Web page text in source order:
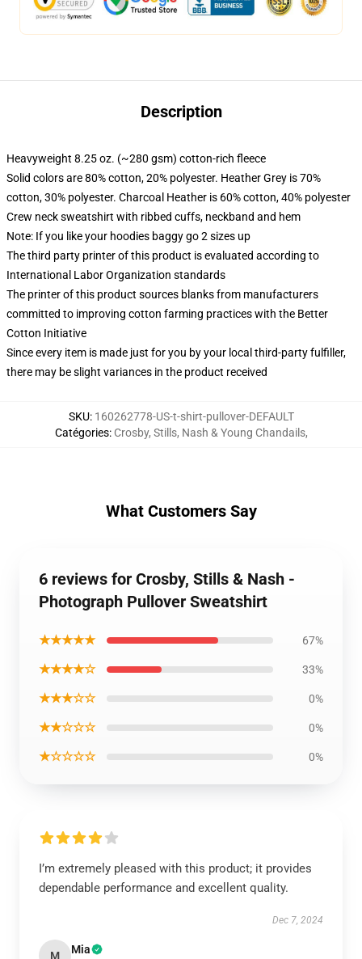
Description
Heavyweight 8.25 oz. (~280 gsm) cotton-rich fleece
Solid colors are 80% cotton, 20% polyester. Heather Grey is 70%
cotton, 30% polyester. Charcoal Heather is 60% cotton, 40% polyester
Crew neck sweatshirt with ribbed cuffs, neckband and hem
Note: If you like your hoodies baggy go 2 sizes up
The third party printer of this product is evaluated according to
International Labor Organization standards
The printer of this product sources blanks from manufacturers
committed to improving cotton farming practices with the Better
Cotton Initiative
Since every item is made just for you by your local third-party fulfiller,
there may be slight variances in the product received
SKU: 160262778-US-t-shirt-pullover-DEFAULT
Catégories: Crosby, Stills, Nash & Young Chandails,
What Customers Say
6 reviews for Crosby, Stills & Nash -
Photograph Pullover Sweatshirt
★★★★★ 67%
★★★★☆ 33%
★★★☆☆ 0%
★★☆☆☆ 0%
★☆☆☆☆ 0%
I’m extremely pleased with this product; it provides
dependable performance and excellent quality.
Dec 7, 2024
M Mia